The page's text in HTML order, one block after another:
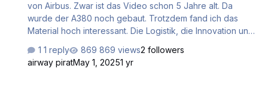
von Airbus. Zwar ist das Video schon 5 Jahre alt. Da
wurde der A380 noch gebaut. Trotzdem fand ich das
Material hoch interessant. Die Logistik, die Innovation und
hat mich gleich inspiriert, mal mit X-Plane nach
Finkenwerder zu fliegen).Was ich noch nicht wusst: Die
1 reply 869 views2 followers
airway piratMay 1, 20251 yr